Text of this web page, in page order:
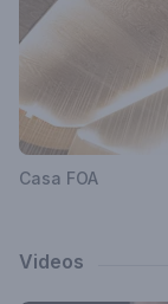
Casa FOA
Videos